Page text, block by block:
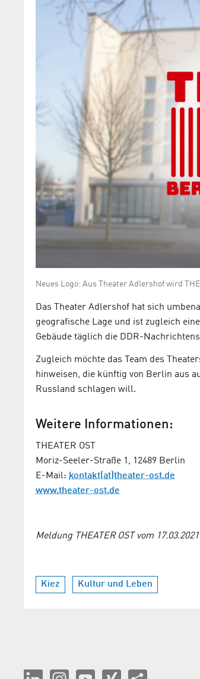
Neues Logo: Aus Theater Adlershof wird
Das Theater Adlershof hat sich
geografische Lage und ist zugleich
Gebäude täglich die DDR-
Zugleich möchte das Team des
hinweisen, die künftig von Berlin aus
Russland schlagen will.
Weitere Informationen:
THEATER OST
Moriz-Seeler-Straße 1, 12489 Berlin
E-Mail: kontakt(at)theater-ost.de
www.theater-ost.de
Meldung THEATER OST vom 17.03.2021
Kiez Kultur und Leben
WISTA spendet
Theater
Unterstützung für den
Zeiten